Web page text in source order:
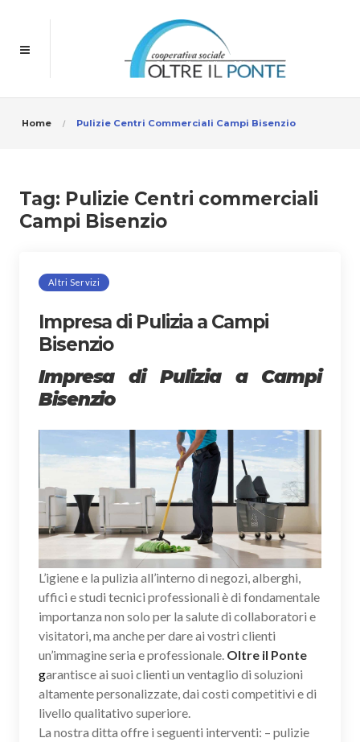
Home Pulizie Centri Commerciali Campi Bisenzio
Tag: Pulizie Centri commerciali
Campi Bisenzio
Altri Servizi
Impresa di Pulizia a Campi
Bisenzio
Impresa di Pulizia a Campi
Bisenzio
L’igiene e la pulizia all’interno di negozi, alberghi,
uffici e studi tecnici professionali è di fondamentale
importanza non solo per la salute di collaboratori e
visitatori, ma anche per dare ai vostri clienti
un’immagine seria e professionale. Oltre il Ponte
garantisce ai suoi clienti un ventaglio di soluzioni
altamente personalizzate, dai costi competitivi e di
livello qualitativo superiore.
La nostra ditta offre i seguenti interventi: – pulizie